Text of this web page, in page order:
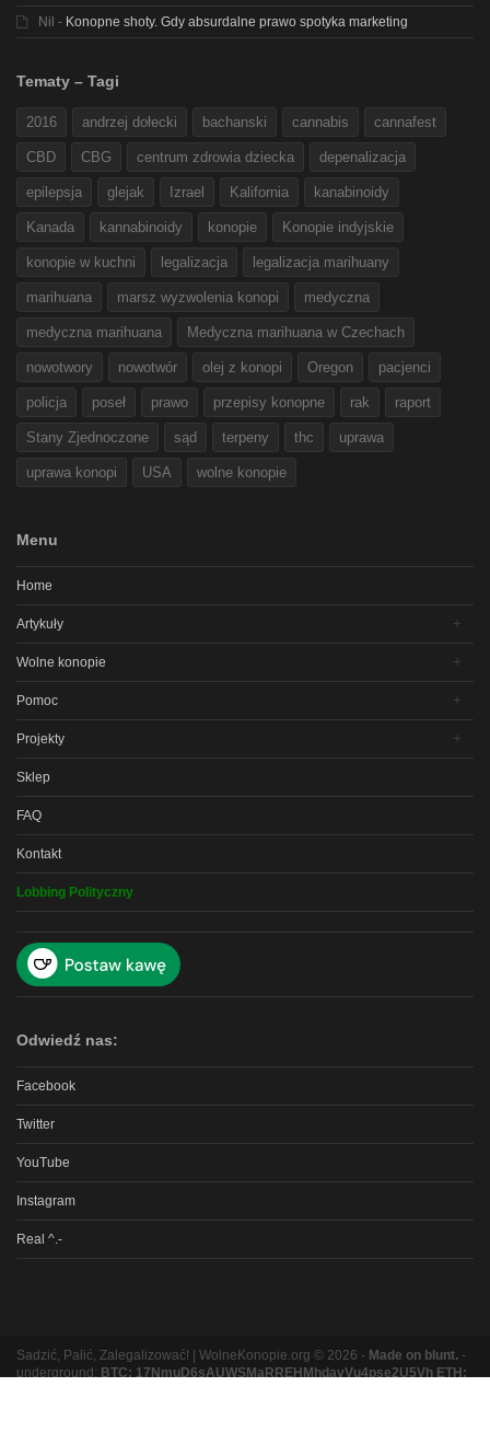
Nil - Konopne shoty. Gdy absurdalne prawo spotyka marketing
Tematy – Tagi
2016 andrzej dołecki bachanski cannabis cannafest
CBD CBG centrum zdrowia dziecka depenalizacja
epilepsja glejak Izrael Kalifornia kanabinoidy
Kanada kannabinoidy konopie Konopie indyjskie
konopie w kuchni legalizacja legalizacja marihuany
marihuana marsz wyzwolenia konopi medyczna
medyczna marihuana Medyczna marihuana w Czechach
nowotwory nowotwór olej z konopi Oregon pacjenci
policja poseł prawo przepisy konopne rak raport
Stany Zjednoczone sąd terpeny thc uprawa
uprawa konopi USA wolne konopie
Menu
Home
Artykuły
Wolne konopie
Pomoc
Projekty
Sklep
FAQ
Kontakt
Lobbing Polityczny
Odwiedź nas:
Facebook
Twitter
YouTube
Instagram
Real ^.-
Sadzić, Palić, Zalegalizować! | WolneKonopie.org © 2026 - Made on blunt. -
underground: BTC: 17NmuD6sAUWSMaRREHMhdavVu4pse2U5Vh ETH: